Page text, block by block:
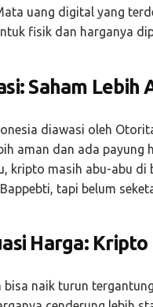
uang digital yang
fisik dan harganya
Saham Lebih
diawasi oleh
aman dan ada payung
kripto masih abu-abu di
tapi belum
Harga: Kripto
bisa naik turun